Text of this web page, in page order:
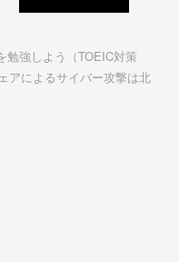
勉強しよう（TOEIC対策
アによるサイバー攻撃は北